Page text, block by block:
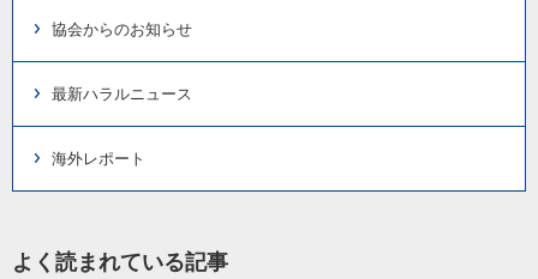
協会からのお知らせ
最新ハラルニュース
海外レポート
よく読まれている記事